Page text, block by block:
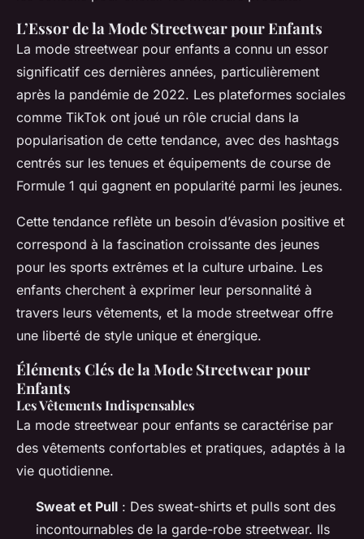
L’Essor de la Mode Streetwear pour Enfants
La mode streetwear pour enfants a connu un essor
significatif ces dernières années, particulièrement
après la pandémie de 2022. Les plateformes sociales
comme TikTok ont joué un rôle crucial dans la
popularisation de cette tendance, avec des hashtags
centrés sur les tenues et équipements de course de
Formule 1 qui gagnent en popularité parmi les jeunes.
Cette tendance reflète un besoin d’évasion positive et
correspond à la fascination croissante des jeunes
pour les sports extrêmes et la culture urbaine. Les
enfants cherchent à exprimer leur personnalité à
travers leurs vêtements, et la mode streetwear offre
une liberté de style unique et énergique.
Éléments Clés de la Mode Streetwear pour
Enfants
Les Vêtements Indispensables
La mode streetwear pour enfants se caractérise par
des vêtements confortables et pratiques, adaptés à la
vie quotidienne.
Sweat et Pull : Des sweat-shirts et pulls sont des
incontournables de la garde-robe streetwear. Ils